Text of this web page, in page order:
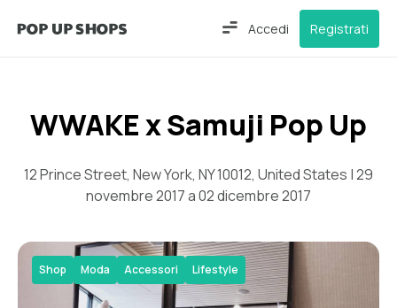
Accedi Registrati
WWAKE x Samuji Pop Up
12 Prince Street, New York, NY 10012, United States | 29
novembre 2017 a 02 dicembre 2017
Shop Moda Accessori Lifestyle